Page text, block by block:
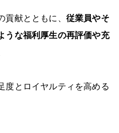
献とともに、 従業員やそ
うな福利厚生の再評価や充
度とロイヤルティを高める